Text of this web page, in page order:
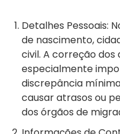
Detalhes Pessoais:
de nascimento,
civil. A correção dos
especialmente
discrepância
causar atrasos ou
dos órgãos de